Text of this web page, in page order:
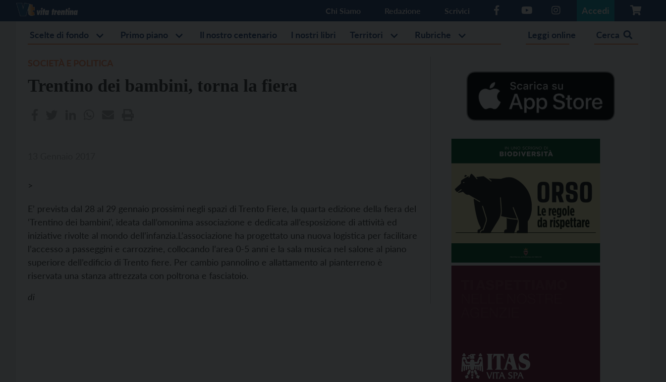
Chi Siamo Redazione Scrivici Accedi
Scelte di fondo Primo piano Il nostro centenario I nostri libri Territori Rubriche Leggi online Cerca
Trentino dei bambini, torna la fiera
>
E’ prevista dal 28 al 29 gennaio prossimi negli spazi di Trento Fiere, la quarta edizione della fiera del
‘Trentino dei bambini’, ideata dall’omonima associazione e dedicata all’esposizione di attività ed
iniziative rivolte al mondo dell’infanzia.L’associazione ha progettato una nuova logistica per facilitare
l’accesso a passeggini e carrozzine, collocando l’area 0-5 anni e la sala musica nel salone al piano
superiore dell’edificio di Trento fiere. Per cambio pannolino e allattamento al pianterreno è
riservata una stanza attrezzata con poltrona e fasciatoio.
di